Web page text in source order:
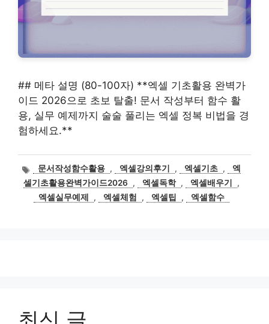
## 메타 설명 (80-100자) **엑셀 기초활용 완벽가
이드 2026으로 초보 탈출! 문서 작성부터 함수 활
용, 실무 예제까지 술술 풀리는 엑셀 정복 비법을 경
험하세요.**
태
그
문서작성함수활용 , 엑셀강의후기 , 엑셀기초 ,
엑
셀기초활용완벽가이드2026
, 엑셀독학 , 엑셀배우기
,
엑셀실무예제
, 엑셀체험 , 엑셀팁 , 엑셀함수